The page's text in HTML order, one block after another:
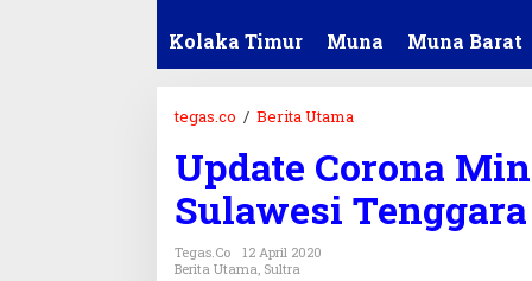
Kolaka Timur Muna Muna Barat
tegas.co / Berita Utama
d
a
t
Update Corona
Sulawesi Tenggara
Tegas.co
12 April 2020
Berita Utama, Sultra